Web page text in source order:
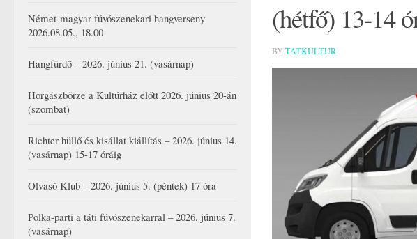
(hétfő) 13-14
BY TATKULTUR
Német-magyar fúvószenekari hangverseny
2026.08.05., 18.00
Hangfürdő – 2026. június 21. (vasárnap)
Horgászbörze a Kultúrház előtt 2026. június 20-án
(szombat)
Richter hüllő és kisállat kiállítás – 2026. június 14.
(vasárnap) 15-17 óráig
Olvasó Klub – 2026. június 5. (péntek) 17 óra
Polka-parti a táti fúvószenekarral – 2026. június 7.
(vasárnap)